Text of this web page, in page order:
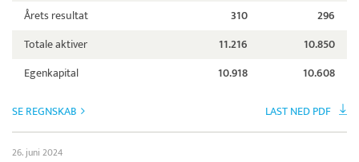
Årets resultat
310
296
Totale aktiver
11.216
10.850
Egenkapital
10.918 10.608
SE REGNSKAB LAST NED PDF
26. juni 2024